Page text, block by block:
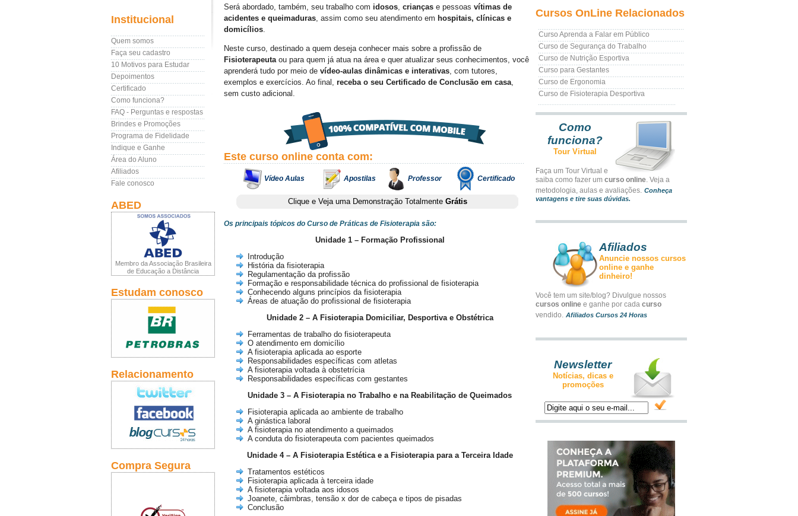
Institucional
Quem somos
Faça seu cadastro
10 Motivos para Estudar
Depoimentos
Certificado
Como funciona?
FAQ - Perguntas e respostas
Brindes e Promoções
Programa de Fidelidade
Indique e Ganhe
Área do Aluno
Afiliados
Fale conosco
ABED
Membro da Associação Brasileira
de Educação a Distância
Estudam conosco
Relacionamento
Compra Segura
Será abordado, também, seu trabalho com idosos, crianças e pessoas vítimas de
acidentes e queimaduras, assim como seu atendimento em hospitais, clínicas e
domicílios.
Neste curso, destinado a quem deseja conhecer mais sobre a profissão de
Fisioterapeuta ou para quem já atua na área e quer atualizar seus conhecimentos, você
aprenderá tudo por meio de vídeo-aulas dinâmicas e interativas, com tutores,
exemplos e exercícios. Ao final, receba o seu Certificado de Conclusão em casa,
sem custo adicional.
Este curso online conta com:
Vídeo Aulas Apostilas Professor Certificado
Clique e Veja uma Demonstração Totalmente Grátis
Os principais tópicos do Curso de Práticas de Fisioterapia são:
Unidade 1 – Formação Profissional
Introdução
História da fisioterapia
Regulamentação da profissão
Formação e responsabilidade técnica do profissional de fisioterapia
Conhecendo alguns princípios da fisioterapia
Áreas de atuação do profissional de fisioterapia
Unidade 2 – A Fisioterapia Domiciliar, Desportiva e Obstétrica
Ferramentas de trabalho do fisioterapeuta
O atendimento em domicílio
A fisioterapia aplicada ao esporte
Responsabilidades específicas com atletas
A fisioterapia voltada à obstetrícia
Responsabilidades específicas com gestantes
Unidade 3 – A Fisioterapia no Trabalho e na Reabilitação de Queimados
Fisioterapia aplicada ao ambiente de trabalho
A ginástica laboral
A fisioterapia no atendimento a queimados
A conduta do fisioterapeuta com pacientes queimados
Unidade 4 – A Fisioterapia Estética e a Fisioterapia para a Terceira Idade
Tratamentos estéticos
Fisioterapia aplicada à terceira idade
A fisioterapia voltada aos idosos
Joanete, câimbras, tensão x dor de cabeça e tipos de pisadas
Conclusão
Cursos OnLine Relacionados
Curso Aprenda a Falar em Público
Curso de Segurança do Trabalho
Curso de Nutrição Esportiva
Curso para Gestantes
Curso de Ergonomia
Curso de Fisioterapia Desportiva
Como
funciona?
Tour Virtual
Faça um Tour Virtual e
saiba como fazer um curso online. Veja a
metodologia, aulas e avaliações. Conheça
vantagens e tire suas dúvidas.
Afiliados
Anuncie nossos cursos
online e ganhe
dinheiro!
Você tem um site/blog? Divulgue nossos
cursos online e ganhe por cada curso
vendido. Afiliados Cursos 24 Horas
Newsletter
Notícias, dicas e
promoções